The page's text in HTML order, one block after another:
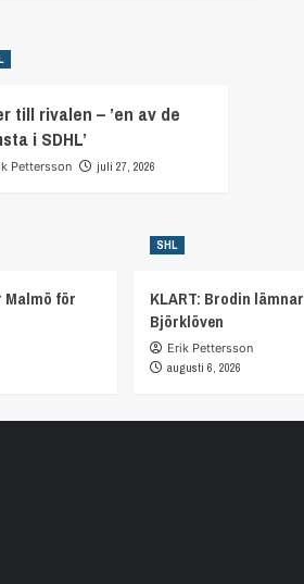
till rivalen – ’en av de
i SDHL’
Pettersson juli 27, 2026
Malmö för
SHL
KLART: Brodin lämnar
Björklöven
Erik Pettersson
augusti 6, 2026